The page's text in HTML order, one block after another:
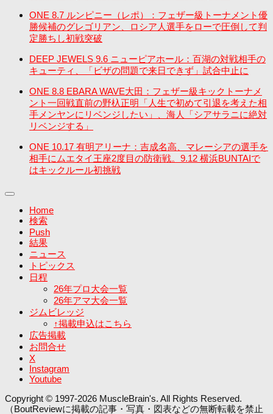
ONE 8.7 ルンピニー（レポ）：フェザー級トーナメント優
勝候補のグレゴリアン、ロシア人選手をローで圧倒して判
定勝ちし初戦突破
DEEP JEWELS 9.6 ニューピアホール：百湖の対戦相手の
キューティ、「ビザの問題で来日できず」試合中止に
ONE 8.8 EBARA WAVE大田：フェザー級キックトーナメ
ント一回戦直前の野杁正明「人生で初めて引退を考えた相
手メンヤンにリベンジしたい」、海人「シアサラニに絶対
リベンジする」
ONE 10.17 有明アリーナ：吉成名高、マレーシアの選手を
相手にムエタイ王座2度目の防衛戦。9.12 横浜BUNTAIで
はキックルール初挑戦
Home
検索
Push
結果
ニュース
トピックス
日程
26年プロ大会一覧
26年アマ大会一覧
ジムビレッジ
↑掲載申込はこちら
広告掲載
お問合せ
X
Instagram
Youtube
Copyright © 1997-2026 MuscleBrain's. All Rights Reserved.
（BoutReviewに掲載の記事・写真・図表などの無断転載を禁止